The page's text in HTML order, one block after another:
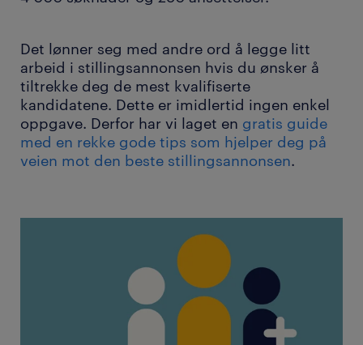
Det lønner seg med andre ord å legge litt
arbeid i stillingsannonsen hvis du ønsker å
tiltrekke deg de mest kvalifiserte
kandidatene. Dette er imidlertid ingen enkel
oppgave. Derfor har vi laget en gratis guide
med en rekke gode tips som hjelper deg på
veien mot den beste stillingsannonsen.